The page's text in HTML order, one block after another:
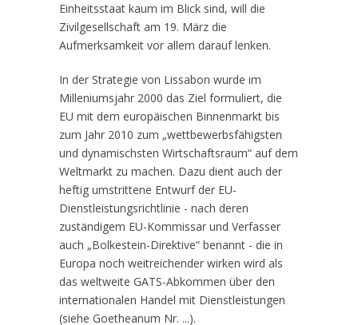
Einheitsstaat kaum im Blick sind, will die
Zivilgesellschaft am 19. März die
Aufmerksamkeit vor allem darauf lenken.
In der Strategie von Lissabon wurde im
Milleniumsjahr 2000 das Ziel formuliert, die
EU mit dem europäischen Binnenmarkt bis
zum Jahr 2010 zum „wettbewerbsfähigsten
und dynamischsten Wirtschaftsraum“ auf dem
Weltmarkt zu machen. Dazu dient auch der
heftig umstrittene Entwurf der EU-
Dienstleistungsrichtlinie - nach deren
zuständigem EU-Kommissar und Verfasser
auch „Bolkestein-Direktive“ benannt - die in
Europa noch weitreichender wirken wird als
das weltweite GATS-Abkommen über den
internationalen Handel mit Dienstleistungen
(siehe Goetheanum Nr. ...).